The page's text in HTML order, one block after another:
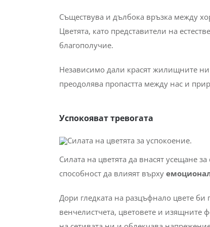
Съществува и дълбока връзка между
Цветята, като представители на
благополучие.
Независимо дали красят жилищните ни
преодолява пропастта между нас и
Успокояват тревогата
Силата на цветята да внасят усещане
способност да влияят върху
Дори гледката на разцъфнало цвете
венчелистчета, цветовете и изящните